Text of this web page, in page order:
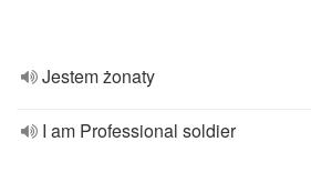
Jestem żonaty
I am Professional soldier